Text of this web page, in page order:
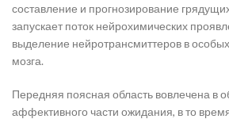
составление и прогнозирование
запускает поток нейрохимических
выделение нейротрансмиттеров в особых
мозга.
Передняя поясная область вовлечена в
аффективного части ожидания, в то